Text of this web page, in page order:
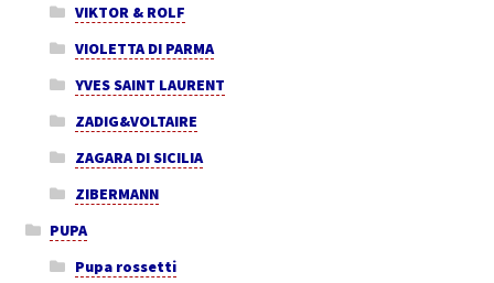
VIKTOR & ROLF
VIOLETTA DI PARMA
YVES SAINT LAURENT
ZADIG&VOLTAIRE
ZAGARA DI SICILIA
ZIBERMANN
PUPA
Pupa rossetti